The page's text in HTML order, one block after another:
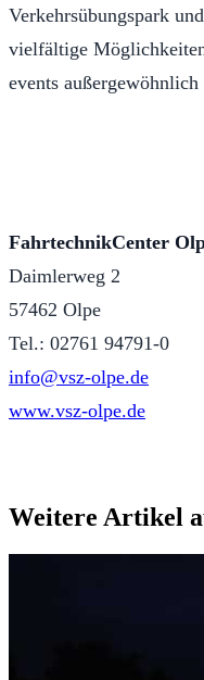
Verkehrsübungspark
vielfältige
events außergewöhnlich
FahrtechnikCenter
Daimlerweg 2
57462 Olpe
Tel.: 02761 94791-0
info@vsz-olpe.de
www.vsz-olpe.de
Weitere Artikel